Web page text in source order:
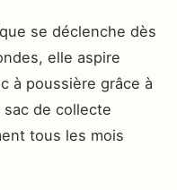
se déclenche dès
elle aspire
à poussière grâce à
sac de collecte
tous les mois